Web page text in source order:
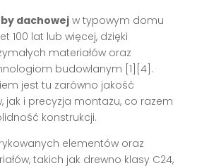
dachowej w typowym domu
100 lat lub więcej, dzięki
materiałów oraz
budowlanym [1][4].
jest tu zarówno jakość
jak i precyzja montażu, co razem
konstrukcji.
elementów oraz
takich jak drewno klasy C24,